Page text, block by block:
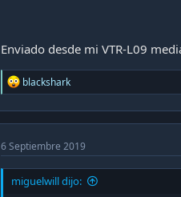
Enviado desde mi VTR-L09
R
e
i
o
n
s
blackshark
6 Septiembre 2019
miguelwill dijo: